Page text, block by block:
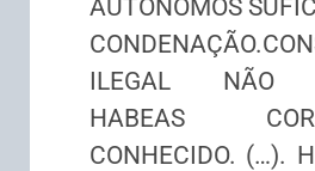
AUTÔNOMOS
ILEGAL NÃO
HABEAS
CONHECIDO. (…).